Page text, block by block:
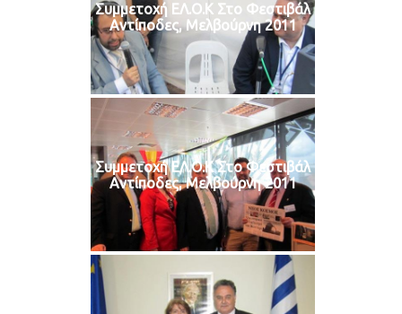
Συμμετοχή ΕΛ.Ο.Κ Στο Φεστιβάλ
Αντίποδες, Μελβούρνη 2011
Συμμετοχή ΕΛ.Ο.Κ Στο Φεστιβάλ
Αντίποδες, Μελβούρνη 2011